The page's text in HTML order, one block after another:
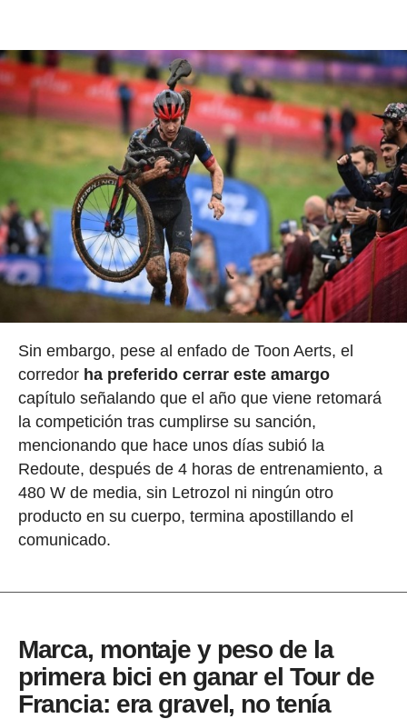
Sin embargo, pese al enfado de Toon Aerts, el
corredorha preferido cerrar este amargo
capítulo señalando que el año que viene retomará
la competición tras cumplirse su sanción,
mencionando que hace unos días subió la
Redoute, después de 4 horas de entrenamiento, a
480 W de media, sin Letrozol ni ningún otro
producto en su cuerpo, termina apostillando el
comunicado.
Marca, montaje y peso de la
primera bici en ganar el Tour de
Francia: era gravel, no tenía